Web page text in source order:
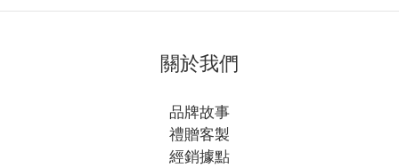
關於我們
品牌故事
禮贈客製
經銷據點